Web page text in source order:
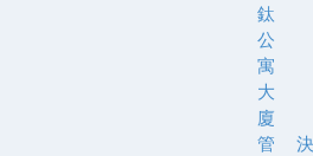
鈦
公
寓
大
廈
管
決